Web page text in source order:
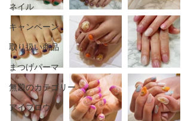
ネイル
キャンペーン
取り扱い商品
まつげパーマ
無題のカテゴリー
アイブロウ